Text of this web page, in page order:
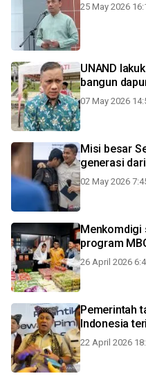
25 May 2026
UNAND
bangun
07 May 2026
Misi besar
generasi
02 May 2026
Menkomdigi
program
26 April 2026
Pemerintah
Indonesia
22 April 2026